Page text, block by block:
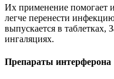
Их применение помогает
легче перенести
выпускается в таблетках,
ингаляциях.
Препараты интерферона